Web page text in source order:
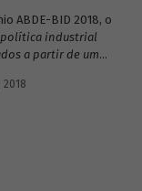
ABDE-BID 2018, o
política industrial
a partir de uma
de economistas
industriais a
2018